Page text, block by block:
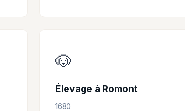
🐶
Élevage à Romont
1680